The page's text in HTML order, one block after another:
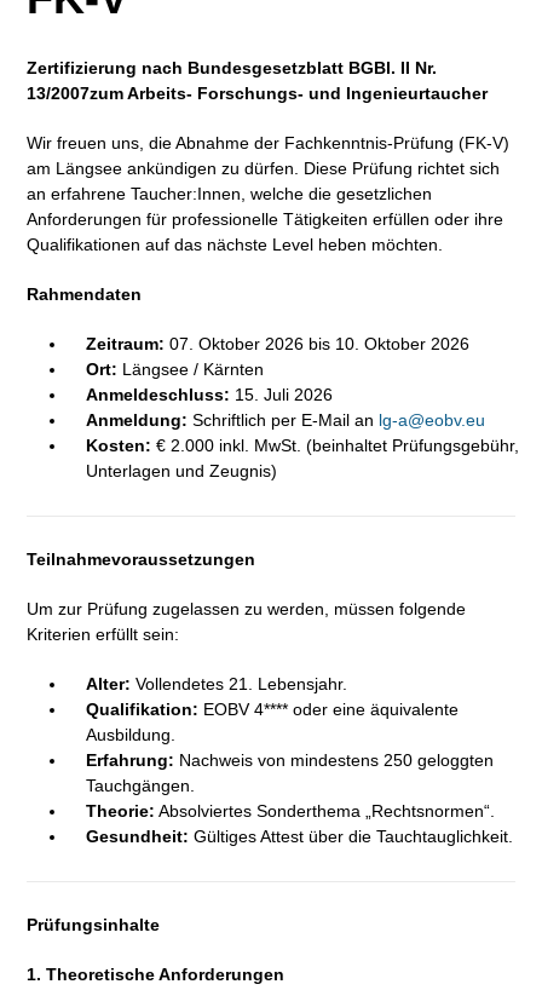
Zertifizierung nach Bundesgesetzblatt BGBl. II Nr.
13/2007zum Arbeits- Forschungs- und Ingenieurtaucher
Wir freuen uns, die Abnahme der Fachkenntnis-Prüfung (FK-V)
am Längsee ankündigen zu dürfen. Diese Prüfung richtet sich
an erfahrene Taucher:Innen, welche die gesetzlichen
Anforderungen für professionelle Tätigkeiten erfüllen oder ihre
Qualifikationen auf das nächste Level heben möchten.
Rahmendaten
Zeitraum: 07. Oktober 2026 bis 10. Oktober 2026
Ort: Längsee / Kärnten
Anmeldeschluss: 15. Juli 2026
Anmeldung: Schriftlich per E-Mail an lg-a@eobv.eu
Kosten: € 2.000 inkl. MwSt. (beinhaltet Prüfungsgebühr,
Unterlagen und Zeugnis)
Teilnahmevoraussetzungen
Um zur Prüfung zugelassen zu werden, müssen folgende
Kriterien erfüllt sein:
Alter: Vollendetes 21. Lebensjahr.
Qualifikation: EOBV 4**** oder eine äquivalente
Ausbildung.
Erfahrung: Nachweis von mindestens 250 geloggten
Tauchgängen.
Theorie: Absolviertes Sonderthema „Rechtsnormen“.
Gesundheit: Gültiges Attest über die Tauchtauglichkeit.
Prüfungsinhalte
1. Theoretische Anforderungen